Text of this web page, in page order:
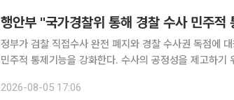
행안부 "국가경찰위 통해 경찰 수사 민주적
정부가 검찰 직접수사 완전 폐지와 경찰 수사권 독점에
민주적 통제기능을 강화한다. 수사의 공정성을 제고하기 위함이다. 행정안전부는 5
고유가 피해지원금 지급, 인공지능(AI) 정부24와 AI 국민
2026-08-05 17:06